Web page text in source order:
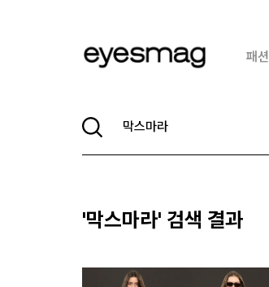
패션
'막스마라' 검색 결과